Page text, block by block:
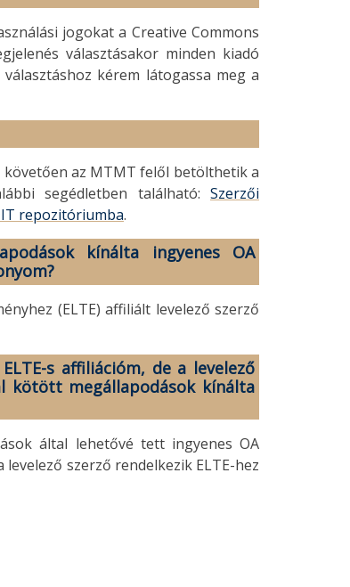
jogokat a Creative Commons
választásakor minden kiadó
kérem látogassa meg a
az MTMT felől betölthetik a
segédletben található: Szerzői
repozitóriumba.
kínálta ingyenes OA
(ELTE) affiliált levelező szerző
s affiliációm, de a levelező
kötött megállapodások kínálta
által lehetővé tett ingyenes OA
szerző rendelkezik ELTE-hez